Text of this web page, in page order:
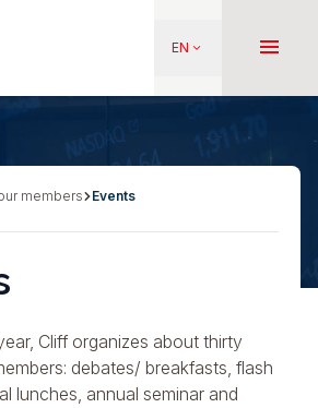
contenu
EN keyboard_arrow_down menu
members Events
Cliff organizes about thirty
debates/ breakfasts, flash
lunches, annual seminar and